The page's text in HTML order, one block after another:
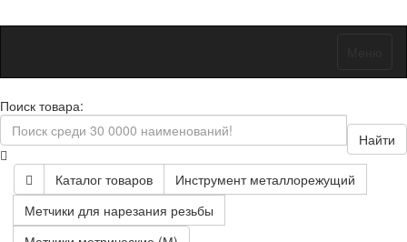
Поиск товара:
Найти
Каталог товаров
Инструмент металлорежущий
Метчики для нарезания резьбы